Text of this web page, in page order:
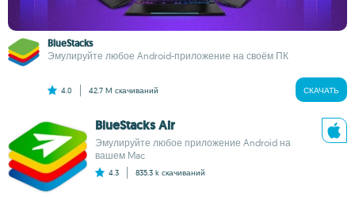
BlueStacks
Эмулируйте любое Android-приложение на своём ПК
4.0 42.7 M скачиваний СКАЧАТЬ
BlueStacks Air
Эмулируйте любое приложение Android на
вашем Mac
4.3 835.3 k скачиваний